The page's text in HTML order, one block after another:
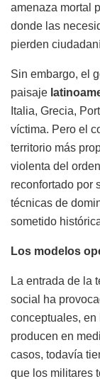
amenaza mortal
donde las
pierden
Sin embargo, el
paisaje
Italia, Grecia,
víctima. Pero el
territorio más
violenta del
reconfortado por
técnicas de
sometido
Los modelos
La entrada de la
social ha
conceptuales,
producen en
casos, todavía
que los militares